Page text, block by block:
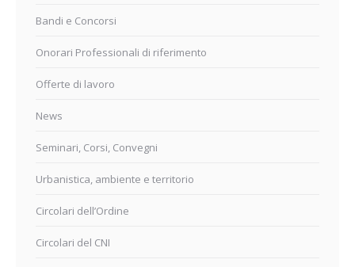
Bandi e Concorsi
Onorari Professionali di riferimento
Offerte di lavoro
News
Seminari, Corsi, Convegni
Urbanistica, ambiente e territorio
Circolari dell’Ordine
Circolari del CNI